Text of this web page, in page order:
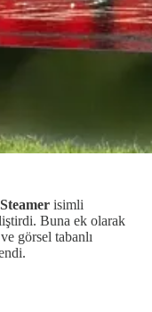
isimli
Buna ek olarak
görsel tabanlı